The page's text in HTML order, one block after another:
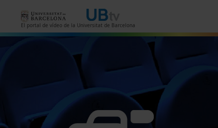
El portal de vídeo de la Universitat de Barcelona